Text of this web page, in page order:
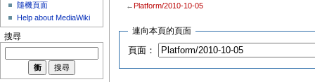
← Platform/2010-10-05
連向本頁的頁面
頁面：
隨機頁面
Help about MediaWiki
搜尋